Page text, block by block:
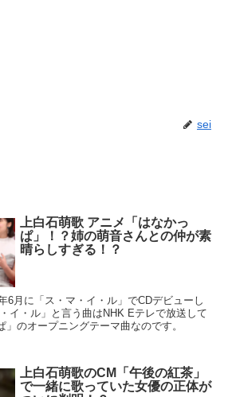
sei
上白石萌歌 アニメ「はなかっ
ぱ」！？姉の萌音さんとの仲が素
晴らしすぎる！？
6月に「ス・マ・イ・ル」でCDデビューし
イ・ル」と言う曲はNHK Eテレで放送して
」のオープニングテーマ曲なのです。
上白石萌歌のCM「午後の紅茶」
で一緒に歌っていた女優の正体が